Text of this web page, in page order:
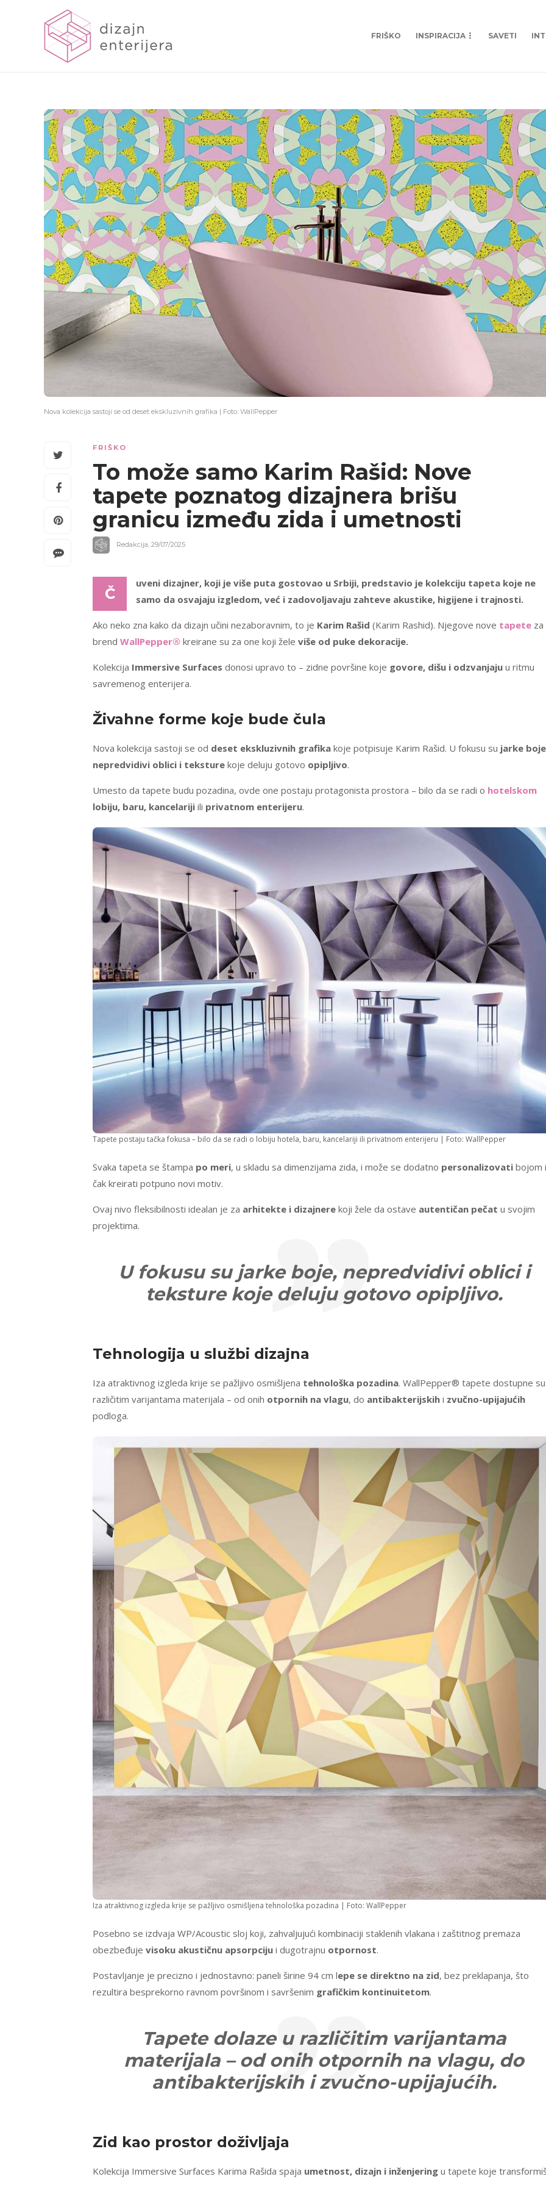
FRIŠKO INSPIRACIJA SAVETI
Nova kolekcija sastoji se od deset ekskluzivnih grafika | Foto: WallPepper
FRIŠKO
To može samo Karim Rašid: Nove
tapete poznatog dizajnera brišu
granicu između zida i umetnosti
Redakcija, 29/07/2025
Č
uveni dizajner, koji je više puta gostovao u Srbiji, predstavio je kolekciju tapeta koje ne
samo da osvajaju izgledom, već i zadovoljavaju zahteve akustike, higijene i trajnosti.
Ako neko zna kako da dizajn učini nezaboravnim, to je Karim Rašid (Karim Rashid). Njegove nove tapete za
brend WallPepper® kreirane su za one koji žele više od puke dekoracije.
Kolekcija Immersive Surfaces donosi upravo to – zidne površine koje govore, dišu i odzvanjaju u ritmu
savremenog enterijera.
Živahne forme koje bude čula
Nova kolekcija sastoji se od deset ekskluzivnih grafika koje potpisuje Karim Rašid. U fokusu su jarke
nepredvidivi oblici i teksture koje deluju gotovo opipljivo.
Umesto da tapete budu pozadina, ovde one postaju protagonista prostora – bilo da se radi o hotelskom
lobiju, baru, kancelariji ili privatnom enterijeru.
Tapete postaju tačka fokusa – bilo da se radi o lobiju hotela, baru, kancelariji ili privatnom enterijeru | Foto: WallPepper
Svaka tapeta se štampa po meri, u skladu sa dimenzijama zida, i može se dodatno personalizovati bojom
čak kreirati potpuno novi motiv.
Ovaj nivo fleksibilnosti idealan je za arhitekte i dizajnere koji žele da ostave autentičan pečat u svojim
projektima.
U fokusu su jarke boje, nepredvidivi oblici i
teksture koje deluju gotovo opipljivo.
Tehnologija u službi dizajna
Iza atraktivnog izgleda krije se pažljivo osmišljena tehnološka pozadina. WallPepper® tapete dostupne
različitim varijantama materijala – od onih otpornih na vlagu, do antibakterijskih i zvučno-upijajućih
podloga.
Iza atraktivnog izgleda krije se pažljivo osmišljena tehnološka pozadina | Foto: WallPepper
Posebno se izdvaja WP/Acoustic sloj koji, zahvaljujući kombinaciji staklenih vlakana i zaštitnog premaza
obezbeđuje visoku akustičnu apsorpciju i dugotrajnu otpornost.
Postavljanje je precizno i jednostavno: paneli širine 94 cm lepe se direktno na zid, bez preklapanja, što
rezultira besprekorno ravnom površinom i savršenim grafičkim kontinuitetom.
Tapete dolaze u različitim varijantama
materijala – od onih otpornih na vlagu, do
antibakterijskih i zvučno-upijajućih.
Zid kao prostor doživljaja
Kolekcija Immersive Surfaces Karima Rašida spaja umetnost, dizajn i inženjering u tapete koje